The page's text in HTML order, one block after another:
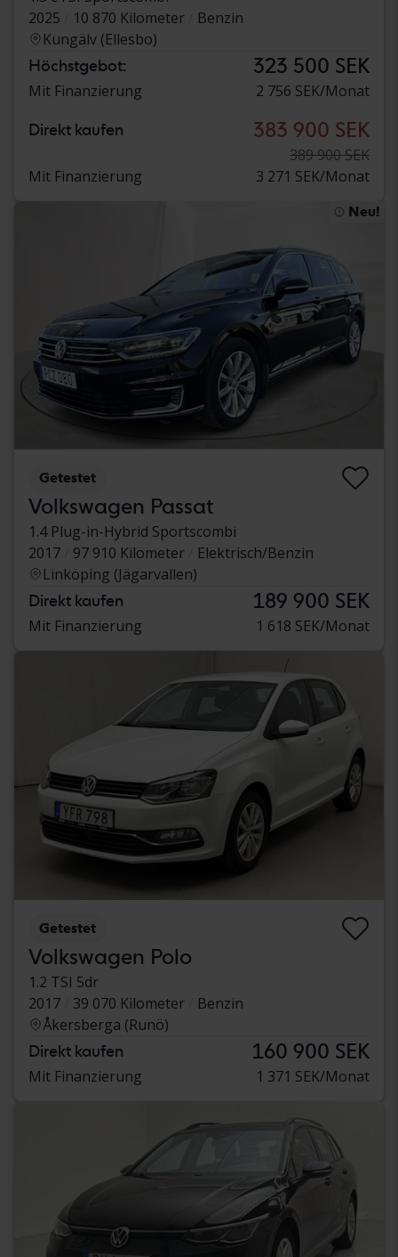
2025
10 870 Kilometer
Benzin
Kungälv (Ellesbo)
Höchstgebot: 323 500 SEK
Mit Finanzierung 2 756 SEK/Monat
Direkt kaufen 383 900 SEK
389 900 SEK
Mit Finanzierung
3 271 SEK/Monat
Neu!
Getestet
Volkswagen Passat
1.4 Plug-in-Hybrid Sportscombi
2017
97 910 Kilometer
Elektrisch/Benzin
Linköping (Jägarvallen)
Direkt kaufen 189 900 SEK
Mit Finanzierung 1 618 SEK/Monat
Getestet
Volkswagen Polo
1.2 TSI 5dr
2017
39 070 Kilometer
Benzin
Åkersberga (Runö)
Direkt kaufen 160 900 SEK
Mit Finanzierung 1 371 SEK/Monat